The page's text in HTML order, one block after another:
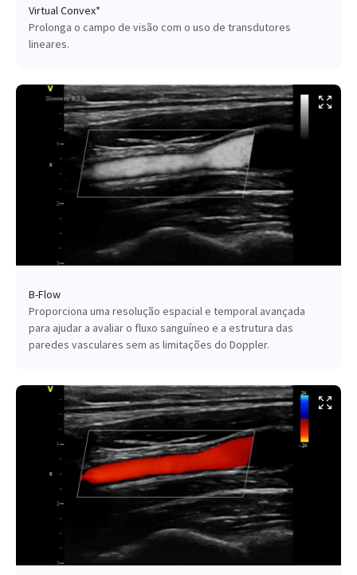
Virtual Convex*
Prolonga o campo de visão com o uso de transdutores
lineares.
B-Flow
Proporciona uma resolução espacial e temporal avançada
para ajudar a avaliar o fluxo sanguíneo e a estrutura das
paredes vasculares sem as limitações do Doppler.